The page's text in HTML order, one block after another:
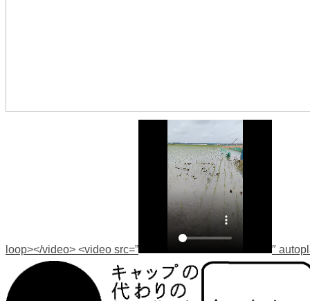
loop></video> <video src=” ″